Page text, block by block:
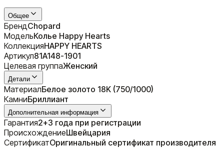
Общее
БрендChopard
МодельКолье Happy Hearts
КоллекцияHAPPY HEARTS
Артикул81A148-1901
Целевая группаЖенский
Детали
МатериалБелое золото 18K (750/1000)
КамниБриллиант
Дополнительная информация
Гарантия2+3 года при регистрации
ПроисхождениеШвейцария
СертификатОригинальный сертификат производителя